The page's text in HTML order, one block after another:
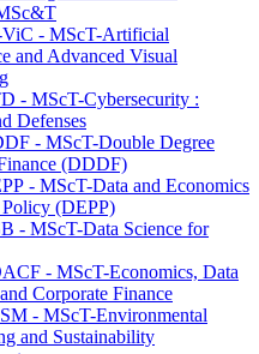
- MScT-Artificial
and Advanced Visual
- MScT-Cybersecurity :
Defenses
- MScT-Double Degree
(DDDF)
- MScT-Data and Economics
(DEPP)
- MScT-Data Science for
- MScT-Economics, Data
Corporate Finance
- MScT-Environmental
and Sustainability